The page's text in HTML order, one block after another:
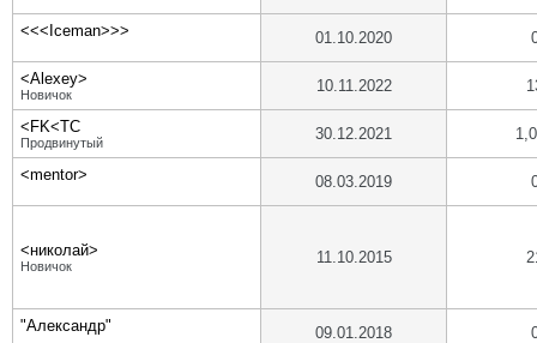
<<<Iceman>>> 01.10.2020
<Alexey>
Новичок 10.11.2022
<FK<TC
Продвинутый 30.12.2021
<mentor> 08.03.2019
<николай>
Новичок 11.10.2015
"Александр" 09.01.2018